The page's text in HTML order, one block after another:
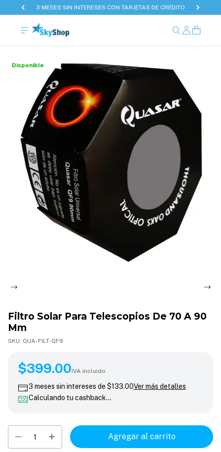
3 MESES SIN INTERESES CON TARJETAS DE CRÉDITO
Disponible
Filtro Solar Para Telescopios De 70 A 90
Mm
SKU: QUA-FILT-QF9
$399.00
$399.00IVA incluido
3 meses sin intereses de $133.00Ver más detalles
Calculando tu cashback…